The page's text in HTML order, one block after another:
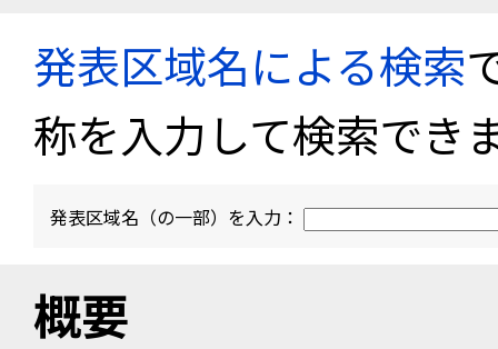
発表区域名による検索
称を入力して検索でき
発表区域名（の一部）を入力：
概要